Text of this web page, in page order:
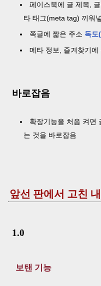
페이스북에 글 제목,
타 태그(meta tag) 끼워
쪽글에 짧은 주소 독
메타 정보, 즐겨찾기에
바로잡음
확장기능을 처음 켜면
는 것을 바로잡음
앞선 판에서 고친
1.0
보탠 기능